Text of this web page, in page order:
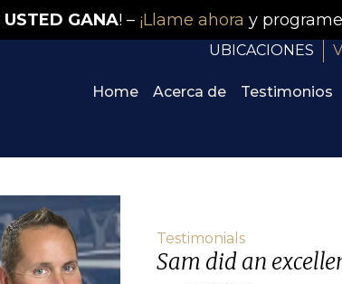
USTED GANA! – ¡Llame ahora y
UBICACIONES
Home Acerca de Testimonios
Testimonials
Sam did an